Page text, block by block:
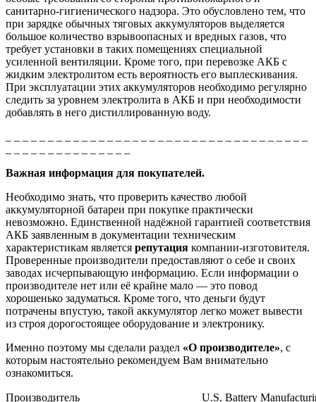
санитарно-гигиенического надзора. Это обусловлено тем, что
при зарядке обычных тяговых аккумуляторов выделяется
большое количество взрывоопасных и вредных газов, что
требует установки в таких помещениях специальной
усиленной вентиляции. Кроме того, при перевозке АКБ с
жидким электролитом есть вероятность его выплескивания.
При эксплуатации этих аккумуляторов необходимо регулярно
следить за уровнем электролита в АКБ и при необходимости
добавлять в него дистиллированную воду.
Важная информация для покупателей.
Необходимо знать, что проверить качество любой
аккумуляторной батареи при покупке практически
невозможно. Единственной надёжной гарантией соответствия
АКБ заявленным в документации техническим
характеристикам является репутация компании-изготовителя.
Проверенные производители предоставляют о себе и своих
заводах исчерпывающую информацию. Если информации о
производителе нет или её крайне мало — это повод
хорошенько задуматься. Кроме того, что деньги будут
потрачены впустую, такой аккумулятор легко может вывести
из строя дорогостоящее оборудование и электронику.
Именно поэтому мы сделали раздел «О производителе», с
которым настоятельно рекомендуем Вам внимательно
ознакомиться.
Производитель U.S. Battery